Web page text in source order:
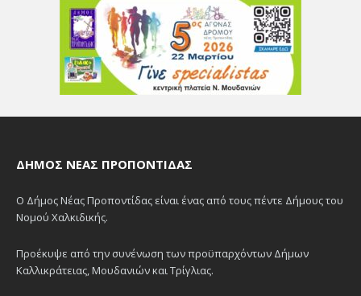
ΔΉΜΟΣ ΝΈΑΣ ΠΡΟΠΟΝΤΊΔΑΣ
Ο Δήμος Νέας Προποντίδας είναι ένας από τους πέντε Δήμους του
Νομού Χαλκιδικής.
Προέκυψε από την συνένωση των προϋπαρχόντων Δήμων
Καλλικράτειας, Μουδανιών και Τρίγλιας.